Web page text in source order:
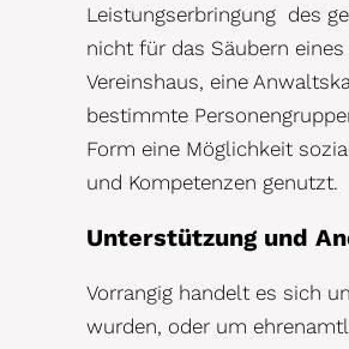
Leistungserbringung des
nicht für das Säubern
Vereinshaus, eine
bestimmte
Form eine Möglichkeit
und Kompetenzen genutzt.
Unterstützung und
Vorrangig handelt es sich
wurden, oder um